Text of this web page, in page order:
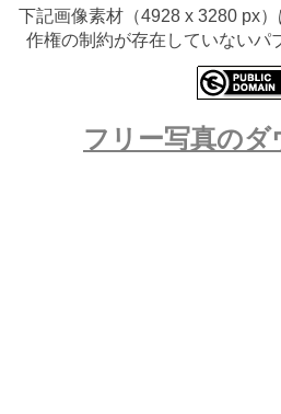
下記画像素材（4928 x 3280 px
作権の制約が存在していないパ
フリー写真のダ